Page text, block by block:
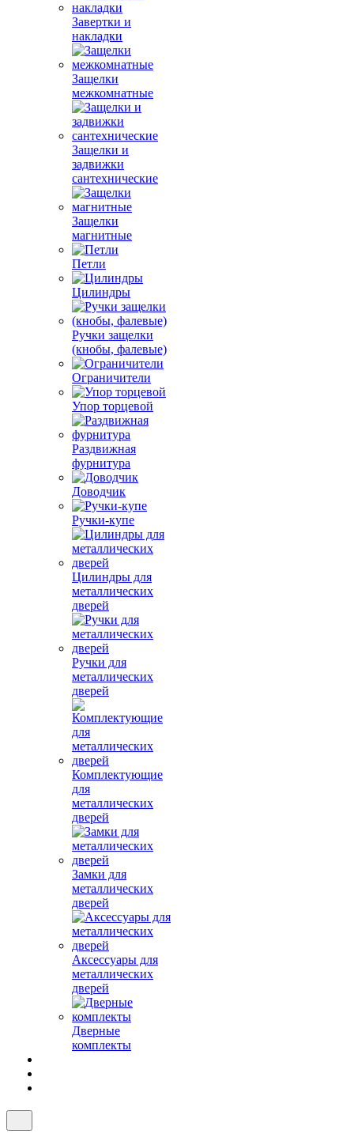
Завертки и
накладки
Защелки
межкомнатные
Защелки и
задвижки
сантехнические
Защелки
магнитные
Петли
Цилиндры
Ручки защелки
(кнобы, фалевые)
Ограничители
Упор торцевой
Раздвижная
фурнитура
Доводчик
Ручки-купе
Цилиндры для
металлических
дверей
Ручки для
металлических
дверей
Комплектующие
для
металлических
дверей
Замки для
металлических
дверей
Аксессуары для
металлических
дверей
Дверные
комплекты